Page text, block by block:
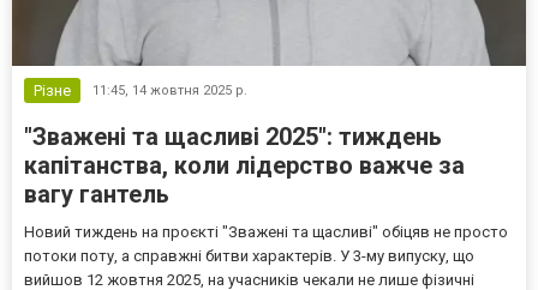
Різне 11:45, 14 жовтня 2025 р.
"Зважені та щасливі 2025": тиждень
капітанства, коли лідерство важче за
вагу гантель
Новий тиждень на проєкті "Зважені та щасливі" обіцяв не просто
потоки поту, а справжні битви характерів. У 3-му випуску, що
вийшов 12 жовтня 2025, на учасників чекали не лише фізичні